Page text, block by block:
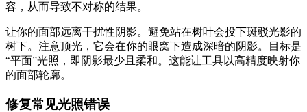
容，从而导致不对称的结果。
让你的面部远离干扰性阴影。避免站在树叶会投下斑驳光影的
树下。注意顶光，它会在你的眼窝下造成深暗的阴影。目标是
“平面”光照，即阴影最少且柔和。这能让工具以高精度映射你
的面部轮廓。
修复常见光照错误